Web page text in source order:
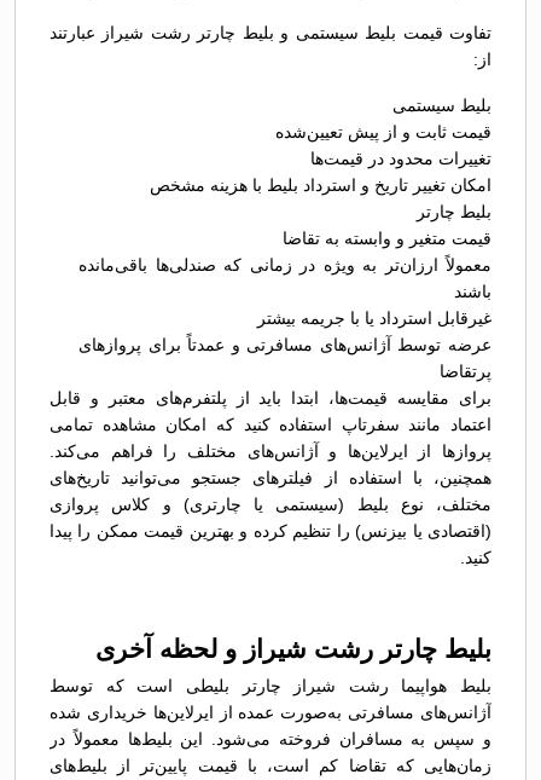
تفاوت قیمت بلیط سیستمی و بلیط چارتر رشت شیراز عبارتند
از:
بلیط سیستمی
قیمت ثابت و از پیش تعیین‌شده
تغییرات محدود در قیمت‌ها
امکان تغییر تاریخ و استرداد بلیط با هزینه مشخص
بلیط چارتر
قیمت متغیر و وابسته به تقاضا
معمولاً ارزان‌تر به ویژه در زمانی که صندلی‌ها باقی‌مانده
باشند
غیرقابل استرداد یا با جریمه بیشتر
عرضه توسط آژانس‌های مسافرتی و عمدتاً برای پروازهای
پرتقاضا
برای مقایسه قیمت‌ها، ابتدا باید از پلتفرم‌های معتبر و قابل
اعتماد مانند سفرتاپ استفاده کنید که امکان مشاهده تمامی
پروازها از ایرلاین‌ها و آژانس‌های مختلف را فراهم می‌کند.
همچنین، با استفاده از فیلترهای جستجو می‌توانید تاریخ‌های
مختلف، نوع بلیط (سیستمی یا چارتری) و کلاس پروازی
(اقتصادی یا بیزنس) را تنظیم کرده و بهترین قیمت ممکن را پیدا
کنید.
بلیط چارتر رشت شیراز و لحظه آخری
بلیط هواپیما رشت شیراز چارتر بلیطی است که توسط
آژانس‌های مسافرتی به‌صورت عمده از ایرلاین‌ها خریداری شده
و سپس به مسافران فروخته می‌شود. این بلیط‌ها معمولاً در
زمان‌هایی که تقاضا کم است، با قیمت پایین‌تر از بلیط‌های